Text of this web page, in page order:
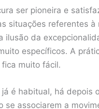
ser pioneira e
situações referentes
ilusão da
específicos. A
muito fácil.
é habitual, há depois
se associarem a